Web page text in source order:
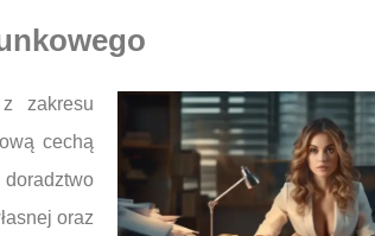
zakresu
cechą
oraz